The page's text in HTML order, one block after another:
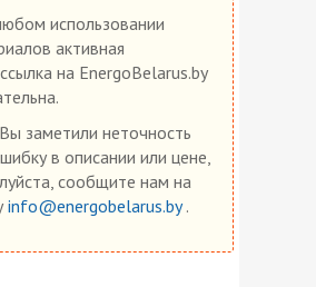
использовании
активная
на EnergoBelarus.by
заметили неточность
в описании или цене,
сообщите нам на
info@energobelarus.by.